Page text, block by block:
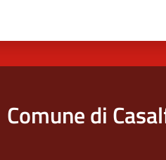
Comune di